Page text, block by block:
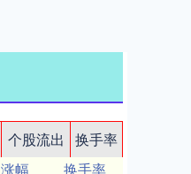
个股流出
换手率
涨幅
换手率